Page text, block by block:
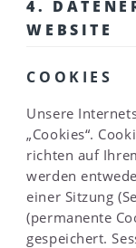
4.
WEBSITE
COOKIES
Unsere
„Cookies“.
richten auf
werden
einer Sitzung
(permanente
gespeichert.